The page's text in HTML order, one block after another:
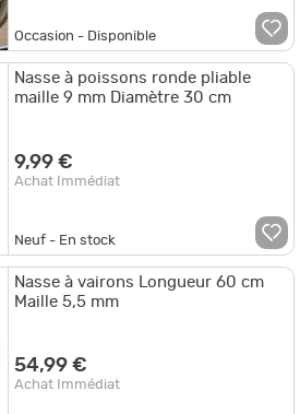
Occasion - Disponible
Nasse à poissons ronde pliable
maille 9 mm Diamètre 30 cm
9,99 €
Achat Immédiat
Neuf - En stock
Nasse à vairons Longueur 60 cm
Maille 5,5 mm
54,99 €
Achat Immédiat